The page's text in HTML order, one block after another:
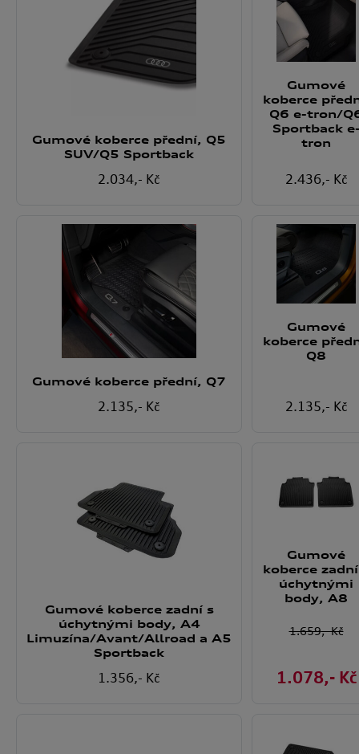
Gumové koberce přední, Q5
SUV/Q5 Sportback
2.034,- Kč
Gumové
koberce
Q6 e-tron/
Sportback
tron
2.436,- Kč
Gumové koberce přední, Q7
2.135,- Kč
Gumové
koberce
Q8
2.135,- Kč
Gumové koberce zadní s
úchytnými body, A4
Limuzína/Avant/Allroad a A5
Sportback
1.356,- Kč
Gumové
koberce
úchytnými
body, A8
1.659,- Kč
1.078,- Kč